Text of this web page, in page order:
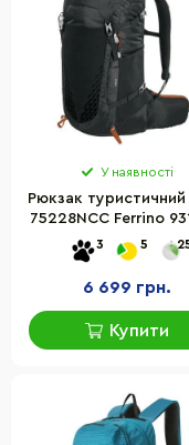
У наявності
Рюкзак
75228NCC Ferrino
45 літрів
3 5
6 699 грн.
Купити